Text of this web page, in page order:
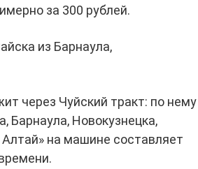
за 300 рублей.
из Барнаула,
через Чуйский тракт: по нему
Барнаула, Новокузнецка,
на машине составляет